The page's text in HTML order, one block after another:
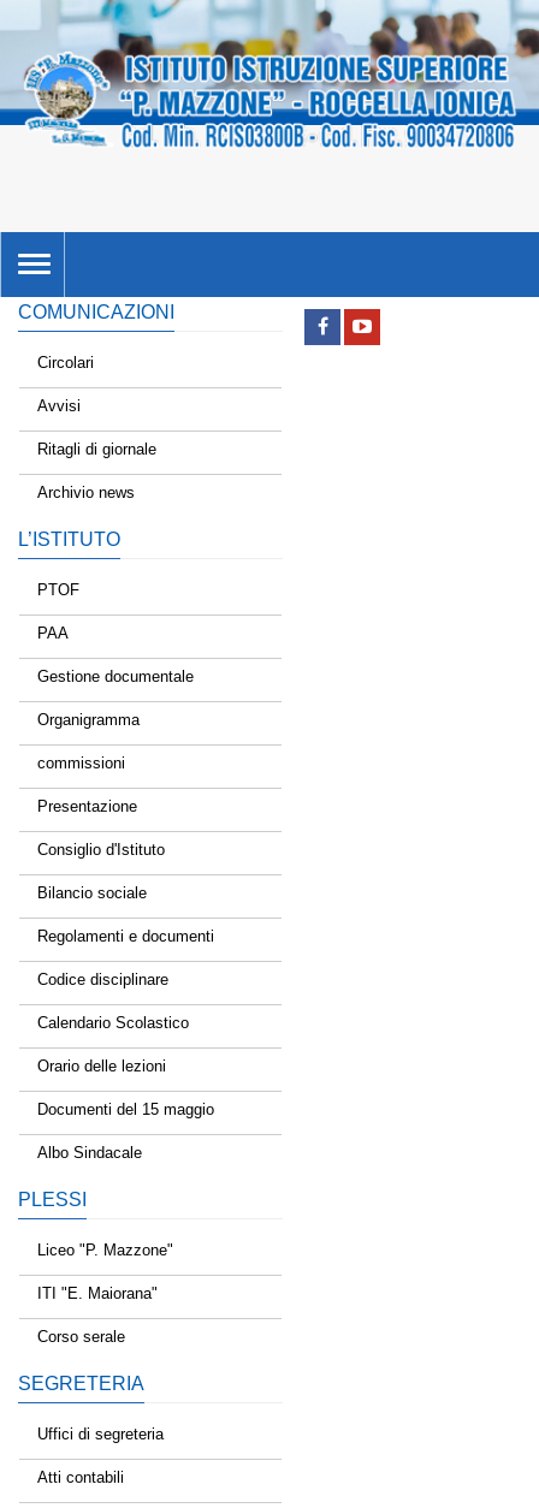
TOGGLE
NAVIGATION
COMUNICAZIONI
Circolari
Avvisi
Ritagli di giornale
Archivio news
L’ISTITUTO
PTOF
PAA
Gestione documentale
Organigramma
commissioni
Presentazione
Consiglio d'Istituto
Bilancio sociale
Regolamenti e documenti
Codice disciplinare
Calendario Scolastico
Orario delle lezioni
Documenti del 15 maggio
Albo Sindacale
PLESSI
Liceo "P. Mazzone"
ITI "E. Maiorana"
Corso serale
SEGRETERIA
Uffici di segreteria
Atti contabili